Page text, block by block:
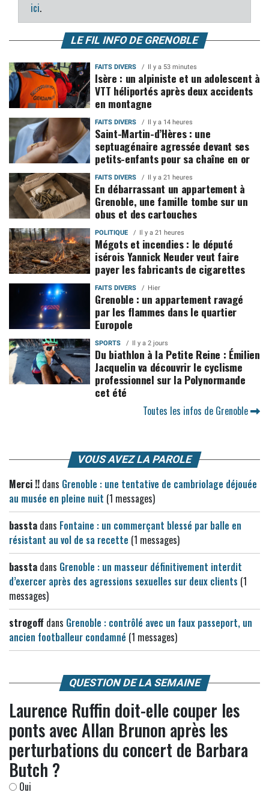
ici.
LE FIL INFO DE GRENOBLE
FAITS DIVERS Il y a 53 minutes
Isère : un alpiniste et un adolescent à
VTT héliportés après deux accidents
en montagne
FAITS DIVERS Il y a 14 heures
Saint-Martin-d’Hères : une
septuagénaire agressée devant ses
petits-enfants pour sa chaîne en or
FAITS DIVERS Il y a 21 heures
En débarrassant un appartement à
Grenoble, une famille tombe sur un
obus et des cartouches
POLITIQUE Il y a 21 heures
Mégots et incendies : le député
isérois Yannick Neuder veut faire
payer les fabricants de cigarettes
FAITS DIVERS Hier
Grenoble : un appartement ravagé
par les flammes dans le quartier
Europole
SPORTS Il y a 2 jours
Du biathlon à la Petite Reine : Émilien
Jacquelin va découvrir le cyclisme
professionnel sur la Polynormande
cet été
Toutes les infos de Grenoble
VOUS AVEZ LA PAROLE
Merci !! dans Grenoble : une tentative de cambriolage déjouée
au musée en pleine nuit (1 messages)
bassta dans Fontaine : un commerçant blessé par balle en
résistant au vol de sa recette (1 messages)
bassta dans Grenoble : un masseur définitivement interdit
d’exercer après des agressions sexuelles sur deux clients (1
messages)
strogoff dans Grenoble : contrôlé avec un faux passeport, un
ancien footballeur condamné (1 messages)
QUESTION DE LA SEMAINE
Laurence Ruffin doit-elle couper les
ponts avec Allan Brunon après les
perturbations du concert de Barbara
Butch ?
Oui